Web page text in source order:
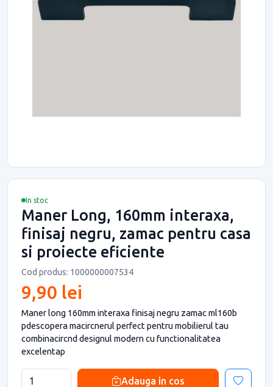
In stoc
Maner Long, 160mm interaxa,
finisaj negru, zamac pentru casa
si proiecte eficiente
Cod produs: 1000000007534
9,90 lei
Maner long 160mm interaxa finisaj negru zamac ml160b
pdescopera macircnerul perfect pentru mobilierul tau
combinacircnd designul modern cu functionalitatea
excelentap
Adauga in cos